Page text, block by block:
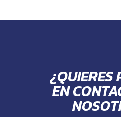
¿QUIERES
EN